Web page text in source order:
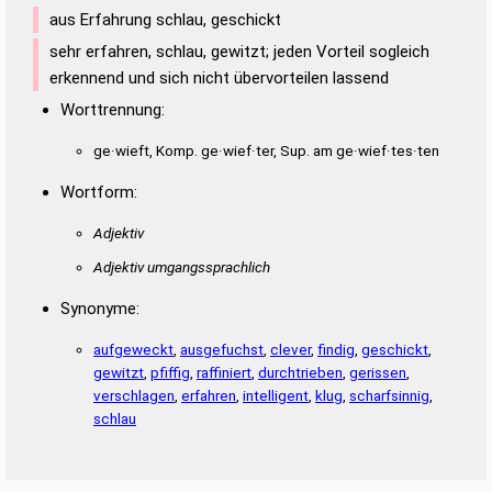
aus Erfahrung schlau, geschickt
sehr erfahren, schlau, gewitzt; jeden Vorteil sogleich
erkennend und sich nicht übervorteilen lassend
Worttrennung:
ge·wieft, Komp. ge·wief·ter, Sup. am ge·wief·tes·ten
Wortform:
Adjektiv
Adjektiv umgangssprachlich
Synonyme:
aufgeweckt ausgefuchst clever, findig geschickt
gewitzt pfiffig raffiniert durchtrieben gerissen
verschlagen erfahren intelligent klug scharfsinnig
schlau